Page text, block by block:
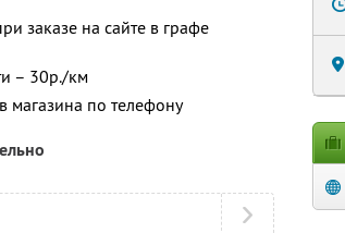
заказе на сайте в графе
– 30р./км
магазина по телефону